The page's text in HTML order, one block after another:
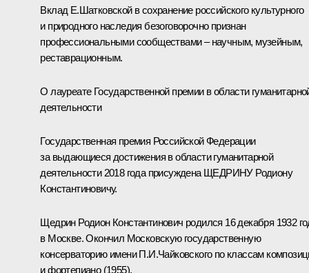
Вклад Е.Шатковской в сохранение российского культурного
и природного наследия безоговорочно признан
профессиональными сообществами – научным, музейным,
реставрационным.
О лауреате Государственной премии в области
деятельности
Государственная премия Российской Федерации
за выдающиеся достижения в области гуманитарной
деятельности 2018 года присуждена ЩЕДРИНУ Родиону
Константиновичу.
Щедрин Родион Константинович родился 16 декабря 1932
в Москве. Окончил Московскую государственную
консерваторию имени П.И.Чайковского по классам
и фортепиано (1955).